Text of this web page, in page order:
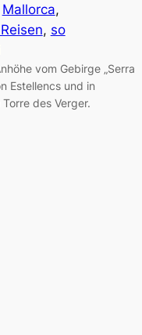
Mallorca
, so
vom Gebirge „Serra
Estellencs und in
des Verger.